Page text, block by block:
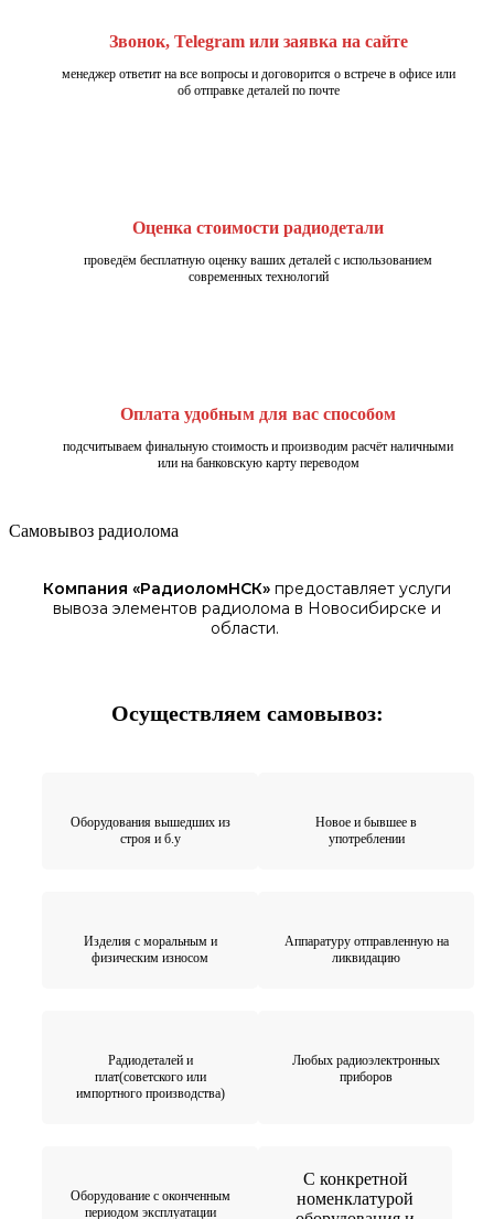
Звонок, Telegram или заявка на сайте
менеджер ответит на все вопросы и договорится о встрече в офисе или
об отправке деталей по почте
Оценка стоимости радиодетали
проведём бесплатную оценку ваших деталей с использованием
современных технологий
Оплата удобным для вас способом
подсчитываем финальную стоимость и производим расчёт наличными
или на банковскую карту переводом
Самовывоз радиолома
Компания «РадиоломНСК» предоставляет услуги
вывоза элементов радиолома в Новосибирске и
области.
Осуществляем самовывоз:
Оборудования вышедших из
строя и б.у
Новое и бывшее в
употреблении
Изделия с моральным и
физическим износом
Аппаратуру отправленную на
ликвидацию
Радиодеталей и
плат(советского или
импортного производства)
Любых радиоэлектронных
приборов
Оборудование с оконченным
периодом эксплуатации
С конкретной
номенклатурой